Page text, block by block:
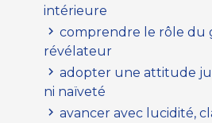
intérieure
comprendre le rôle du
révélateur
adopter une attitude
ni naïveté
avancer avec lucidité,